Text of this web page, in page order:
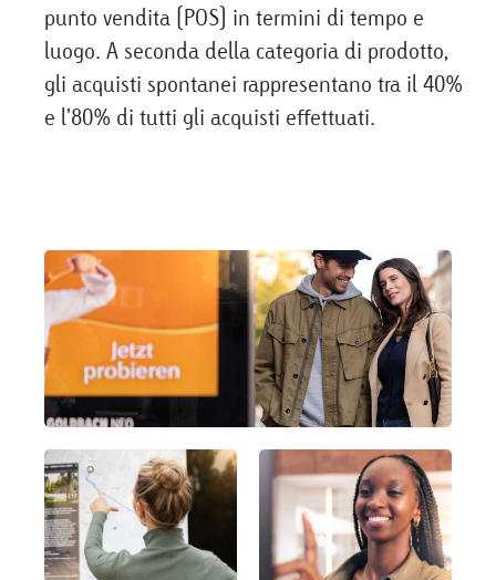
punto vendita (POS) in termini di tempo e
luogo. A seconda della categoria di prodotto,
gli acquisti spontanei rappresentano tra il 40%
e l'80% di tutti gli acquisti effettuati.